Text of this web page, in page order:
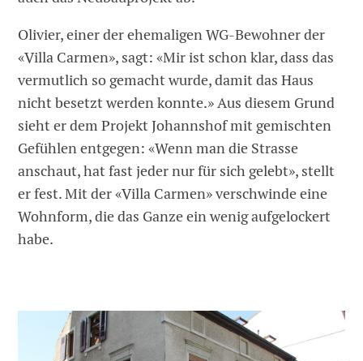
Olivier, einer der ehemaligen WG-Bewohner der
«Villa Carmen», sagt: «Mir ist schon klar, dass das
vermutlich so gemacht wurde, damit das Haus
nicht besetzt werden konnte.» Aus diesem Grund
sieht er dem Projekt Johannshof mit gemischten
Gefühlen entgegen: «Wenn man die Strasse
anschaut, hat fast jeder nur für sich gelebt», stellt
er fest. Mit der «Villa Carmen» verschwinde eine
Wohnform, die das Ganze ein wenig aufgelockert
habe.